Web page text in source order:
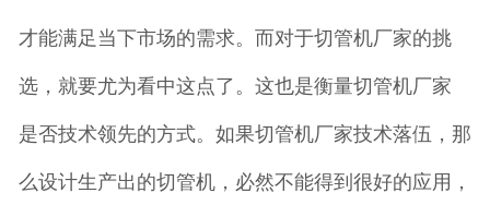
才能满足当下市场的需求。而对于切管机厂家的挑
选，就要尤为看中这点了。这也是衡量切管机厂家
是否技术领先的方式。如果切管机厂家技术落伍，那
么设计生产出的切管机，必然不能得到很好的应用，